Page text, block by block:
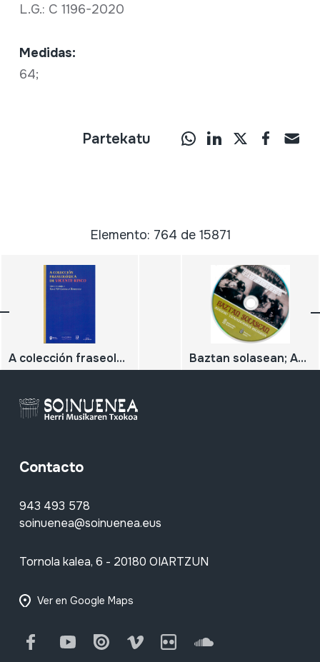
L.G.: C 1196-2020
Medidas:
64;
Partekatu
Elemento: 764 de 15871
A colección fraseolóxica de Vicente Risco; Baztan solasean; Ahozko tradizioaren bilduma;
Contacto
943 493 578
soinuenea@soinuenea.eus
Tornola kalea, 6 - 20180 OIARTZUN
Ver en Google Maps
FacebookYoutube Issuu Vimeo Flickr SoundCloud